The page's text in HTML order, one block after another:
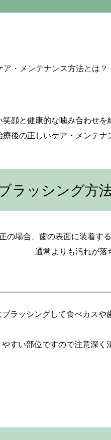
・メンテナンス方法とは？
笑顔と健康的な噛み合わせを
療後の正しいケア・メンテナ
ラッシング方
の場合、歯の表面に装着す
通常よりも汚れが落
ラッシングして食べカスや
すい部位ですので注意深く